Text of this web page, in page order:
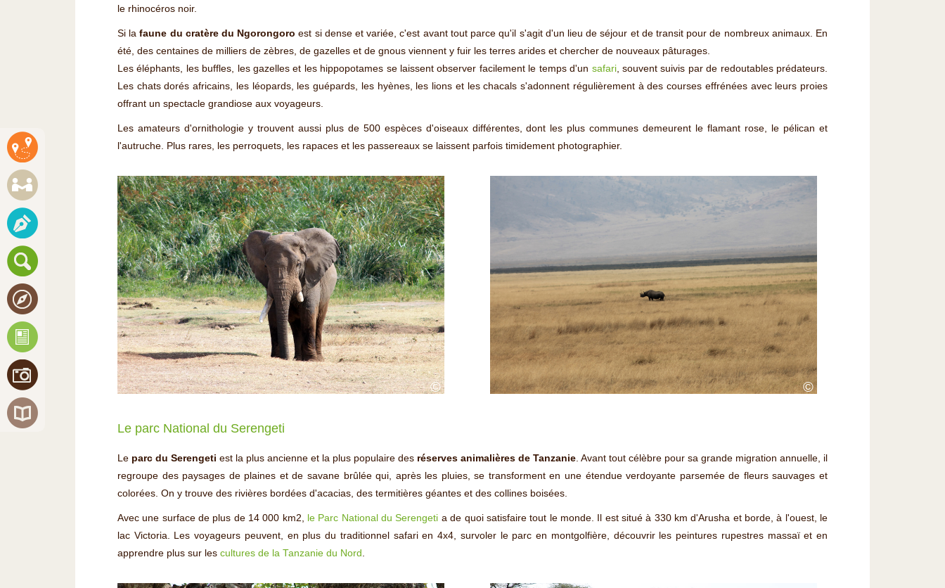
le rhinocéros noir.
Si lafaune du cratère du Ngorongoro est si dense et variée, c'est avant tout parce qu'il s'agit d'un lieu de séjour et de transit pour de nombreux animaux. En
été, des centaines de milliers de zèbres, de gazelles et de gnous viennent y fuir les terres arides et chercher de nouveaux pâturages.
Les éléphants, les buffles, les gazelles et les hippopotames se laissent observer facilement le temps d'un safari, souvent suivis par de redoutables prédateurs.
Les chats dorés africains, les léopards, les guépards, les hyènes, les lions et les chacals s'adonnent régulièrement à des courses effrénées avec leurs proies
offrant un spectacle grandiose aux voyageurs.
Les amateurs d'ornithologie y trouvent aussi plus de 500 espèces d'oiseaux différentes, dont les plus communes demeurent le flamant rose, le pélican et
l'autruche. Plus rares, les perroquets, les rapaces et les passereaux se laissent parfois timidement photographier.
© ©
Le parc National du Serengeti
Le parc du Serengeti est la plus ancienne et la plus populaire des réserves animalières de Tanzanie. Avant tout célèbre pour sa grande migration annuelle, il
regroupe des paysages de plaines et de savane brûlée qui, après les pluies, se transforment en une étendue verdoyante parsemée de fleurs sauvages et
colorées. On y trouve des rivières bordées d'acacias, des termitières géantes et des collines boisées.
Avec une surface de plus de 14 000 km2, le Parc National du Serengeti a de quoi satisfaire tout le monde. Il est situé à 330 km d'Arusha et borde, à l'ouest, le
lac Victoria. Les voyageurs peuvent, en plus du traditionnel safari en 4x4, survoler le parc en montgolfière, découvrir les peintures rupestres massaï et en
apprendre plus sur les cultures de la Tanzanie du Nord .